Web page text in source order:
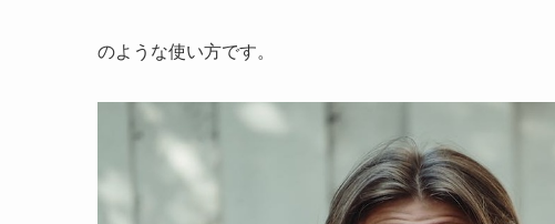
のような使い方です。